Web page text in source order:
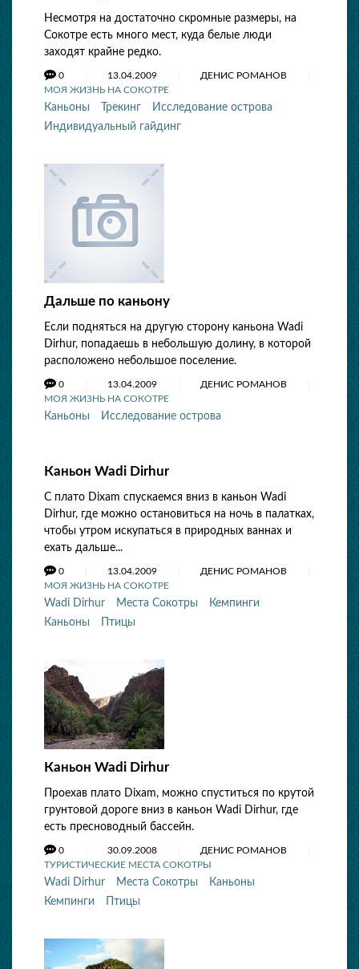
Несмотря на достаточно скромные размеры, на
Сокотре есть много мест, куда белые люди
заходят крайне редко.
0 13.04.2009
ДЕНИС РОМАНОВ
МОЯ ЖИЗНЬ НА СОКОТРЕ
Каньоны Трекинг
Исследование острова
Индивидуальный гайдинг
Дальше по каньону
Если подняться на другую сторону каньона Wadi
Dirhur, попадаешь в небольшую долину, в которой
расположено небольшое поселение.
0 13.04.2009
ДЕНИС РОМАНОВ
МОЯ ЖИЗНЬ НА СОКОТРЕ
Каньоны Исследование острова
Каньон Wadi Dirhur
С плато Dixam спускаемся вниз в каньон Wadi
Dirhur, где можно остановиться на ночь в палатках,
чтобы утром искупаться в природных ваннах и
ехать дальше...
0 13.04.2009
ДЕНИС РОМАНОВ
МОЯ ЖИЗНЬ НА СОКОТРЕ
Wadi Dirhur Места Сокотры
Кемпинги
Каньоны
Птицы
Каньон Wadi Dirhur
Проехав плато Dixam, можно спуститься по крутой
грунтовой дороге вниз в каньон Wadi Dirhur, где
есть пресноводный бассейн.
0 30.09.2008
ДЕНИС РОМАНОВ
ТУРИСТИЧЕСКИЕ МЕСТА СОКОТРЫ
Wadi Dirhur Места Сокотры
Каньоны
Кемпинги
Птицы